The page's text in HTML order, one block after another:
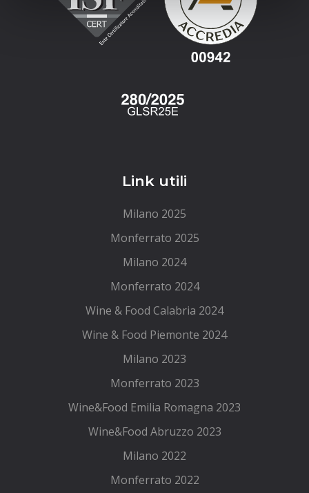
Link utili
Milano 2025
Monferrato 2025
Milano 2024
Monferrato 2024
Wine & Food Calabria 2024
Wine & Food Piemonte 2024
Milano 2023
Monferrato 2023
Wine&Food Emilia Romagna 2023
Wine&Food Abruzzo 2023
Milano 2022
Monferrato 2022